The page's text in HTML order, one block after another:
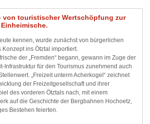
von touristischer Wertschöpfung zur
kennen, wurde zunächst von bürgerlichen
ins Ötztal importiert.
der „Fremden“ begann, gewann im Zuge der
Infrastruktur für den Tourismus zunehmend auch
„Freizeit unterm Acherkogel“ zeichnet
der Freizeitgesellschaft und ihrer
des vorderen Ötztals nach, mit einem
auf die Geschichte der Bergbahnen Hochoetz,
Bestehen feierten.